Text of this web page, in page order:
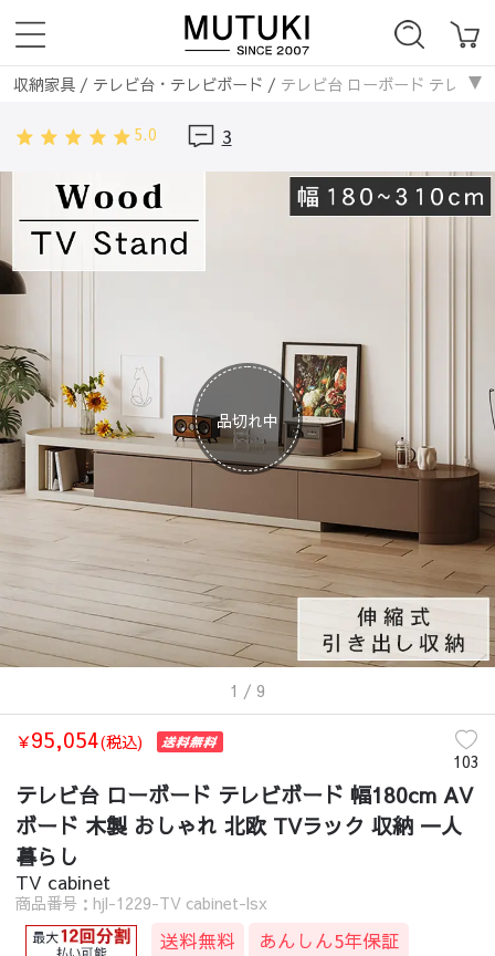
収納家具/ テレビ台・テレビボード / テレビ台 ローボード テレビ
5.0 3
品切れ中
1 / 9
￥95,054(税込)
103
テレビ台 ローボード テレビボード 幅180cm AV
ボード 木製 おしゃれ 北欧 TVラック 収納 一人
暮らし
TV cabinet
商品番号：hjl-1229-TV cabinet-lsx
送料無料
あんしん5年保証